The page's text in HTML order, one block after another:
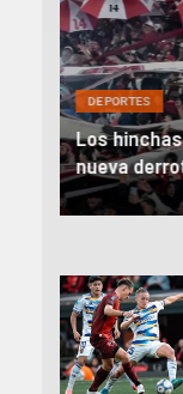
DEPORTES
River, en
el